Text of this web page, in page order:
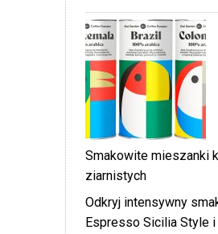
Smakowite mieszanki
ziarnistych
Odkryj intensywny
Espresso Sicilia Style